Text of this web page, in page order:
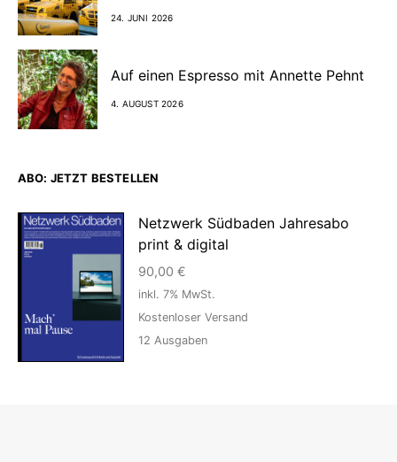
24. JUNI 2026
Auf einen Espresso mit Annette Pehnt
4. AUGUST 2026
ABO: JETZT BESTELLEN
Netzwerk Südbaden Jahresabo
print & digital
90,00 €
inkl. 7% MwSt.
Kostenloser Versand
12 Ausgaben